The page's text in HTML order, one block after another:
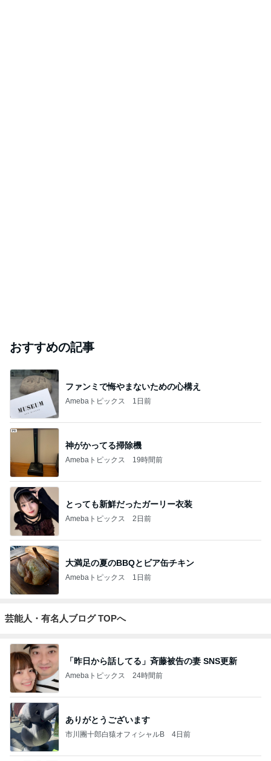
おすすめの記事
ファンミで悔やまないための心構え
Amebaトピックス 1日前
神がかってる掃除機
Amebaトピックス 19時間前
とっても新鮮だったガーリー衣装
Amebaトピックス 2日前
大満足の夏のBBQとビア缶チキン
Amebaトピックス 1日前
芸能人・有名人ブログ TOPへ
「昨日から話してる」斉藤被告の妻 SNS更新
Amebaトピックス 24時間前
ありがとうございます
市川團十郎白猿オフィシャルB 4日前